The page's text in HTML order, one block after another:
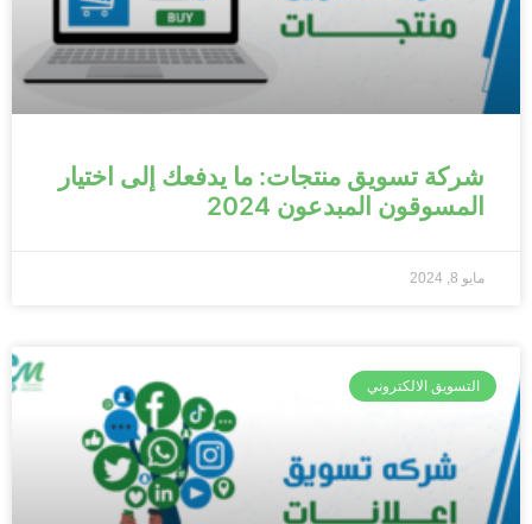
شركة تسويق منتجات: ما يدفعك إلى اختيار
المسوقون المبدعون 2024
مايو 8, 2024
التسويق الالكتروني